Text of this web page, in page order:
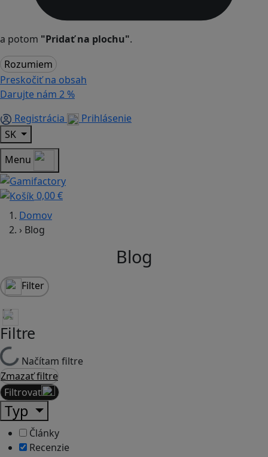
a potom "Pridať na plochu".
Rozumiem
Preskočiť na obsah
Darujte nám 2 %
Registrácia
Prihlásenie
SK
Menu
0,00 €
Domov
› Blog
Blog
Filter
Filtre
Načítam filtre
Zmazať filtre
Filtrovať
Typ
Články
Recenzie